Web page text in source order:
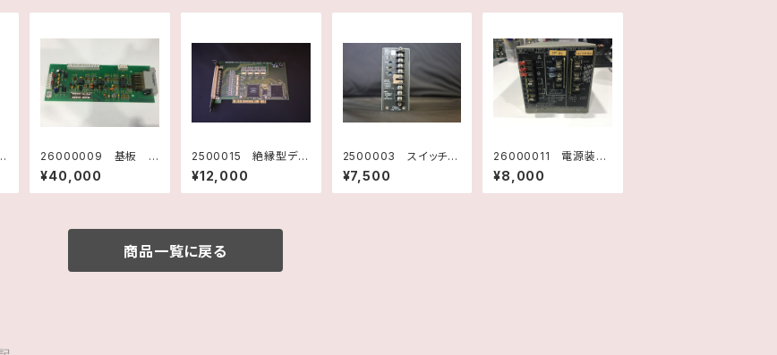
26000009 基板 D
I/TEMP Assy E150
00290 Rev.B
¥40,000
2500015 絶縁型デジ
タル入出力ボード PI
O-32/32L(PCI) CO
NTEC
¥12,000
2500003 スイッチン
グレギュレーター D
C・POWER SUPPLY
VHR-10-24 ネミッ
¥7,500
26000011 電源装
置 POWER SUPPLY
63315E 10923400
1 ヒューレットパッカー
¥8,000
商品一覧に戻る